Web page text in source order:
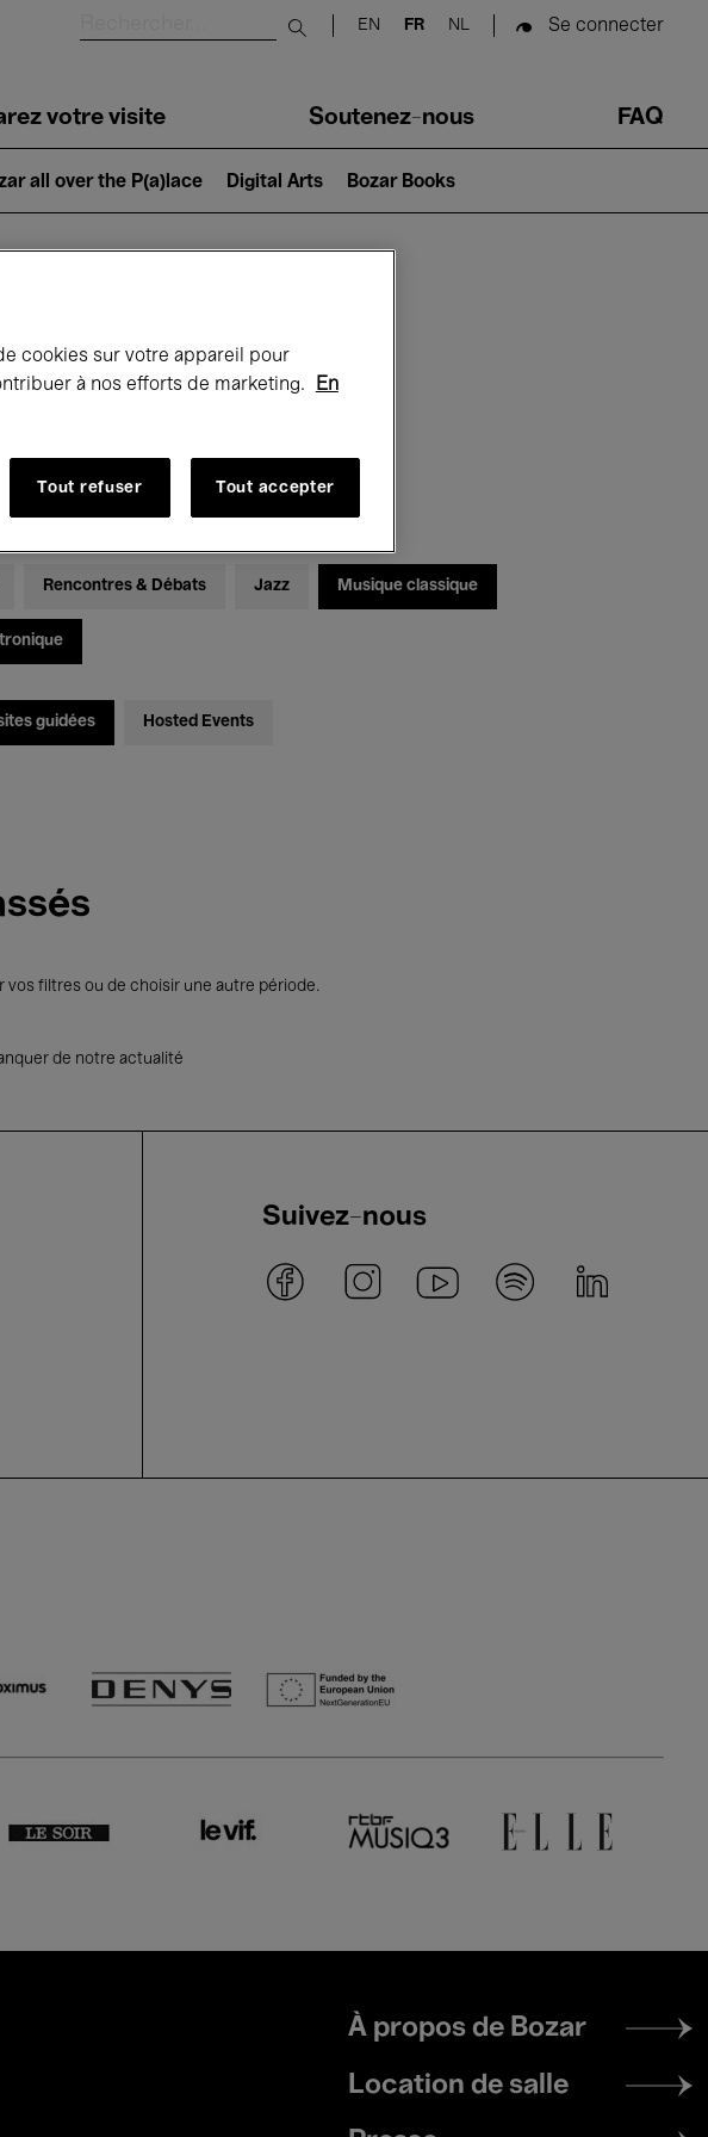
Submit search
EN FR NL Se connecter
votre visite Soutenez-nous FAQ
all over the P(a)lace Digital Arts Bozar Books
à Bozar
2026
Rencontres & Débats Jazz Musique classique
guidées Hosted Events
vos filtres ou de choisir une autre période.
de notre actualité
Suivez-nous
Footer
menu
À propos de Bozar
Location de salle
cookies sur votre appareil pour
à nos efforts de marketing.
En
Tout refuser Tout accepter